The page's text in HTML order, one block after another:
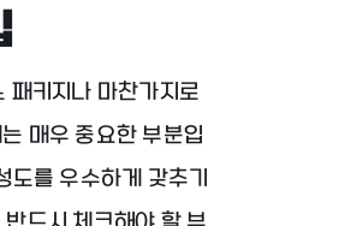
패키지나 마찬가지로
매우 중요한 부분입
도를 우수하게 갖추기